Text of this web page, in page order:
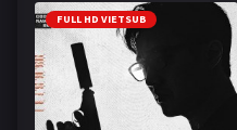
FULL HD VIETSUB